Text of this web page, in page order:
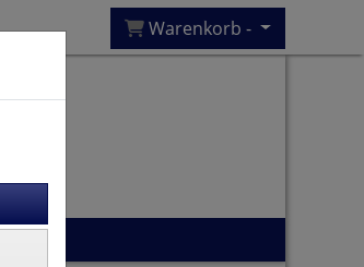
Warenkorb -